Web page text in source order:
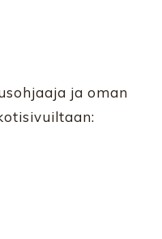
ja oman